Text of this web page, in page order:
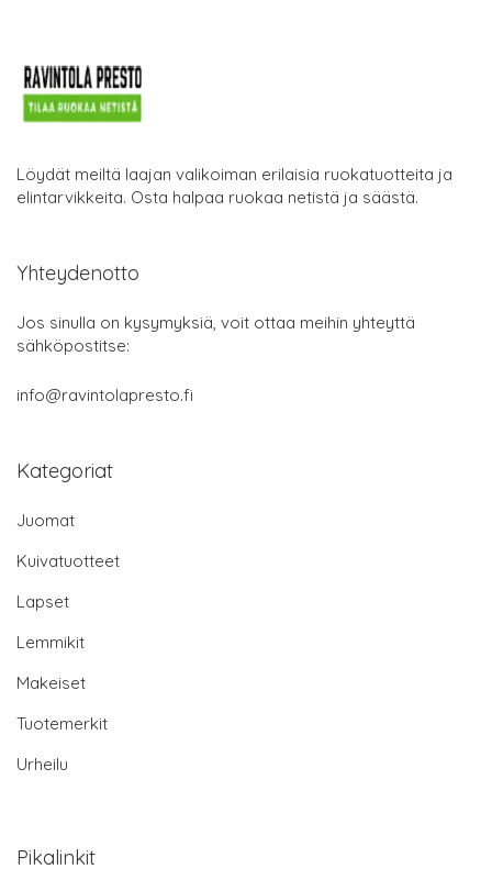
Löydät meiltä laajan valikoiman erilaisia ruokatuotteita ja
elintarvikkeita. Osta halpaa ruokaa netistä ja säästä.
Yhteydenotto
Jos sinulla on kysymyksiä, voit ottaa meihin yhteyttä
sähköpostitse:
info@ravintolapresto.fi
Kategoriat
Juomat
Kuivatuotteet
Lapset
Lemmikit
Makeiset
Tuotemerkit
Urheilu
Pikalinkit